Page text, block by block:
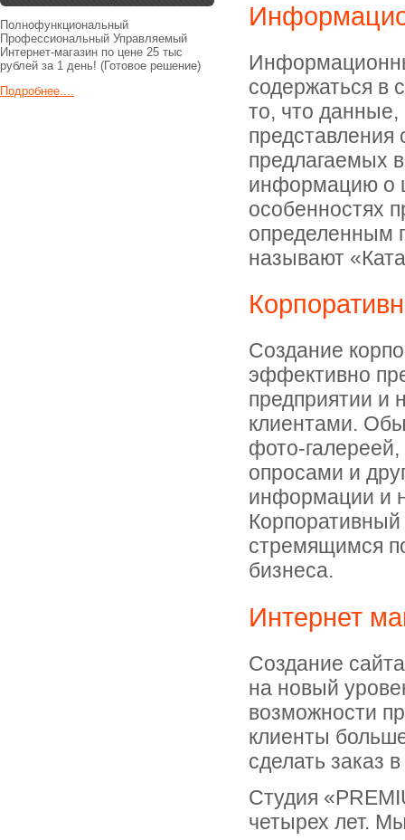
Полнофункциональный
Профессиональный Управляемый
Интернет-магазин по цене 25 тыс
рублей за 1 день! (Готовое решение)
Подробнее....
содержаться в
то, что
представления
предлагаемых
информацию о
особенностях
определенным
называют
Создание
эффективно
предприятии и
клиентами.
фото-
опросами и
информации и
стремящимся
бизнеса.
Интернет
Создание
на новый
возможности
клиенты
сделать заказ
Студия
четырех лет.